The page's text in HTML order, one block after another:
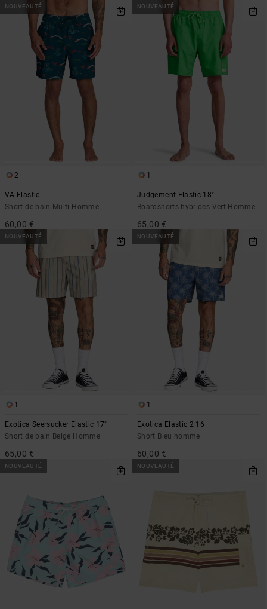
NOUVEAUTÉ
2
VA Elastic
Short de bain Multi Homme
60,00 €
NOUVEAUTÉ
1
Judgement Elastic 18"
Boardshorts hybrides Vert Homme
65,00 €
NOUVEAUTÉ
1
Exotica Seersucker Elastic 17"
Short de bain Beige Homme
65,00 €
NOUVEAUTÉ
1
Exotica Elastic 2 16
Short Bleu homme
60,00 €
NOUVEAUTÉ NOUVEAUTÉ